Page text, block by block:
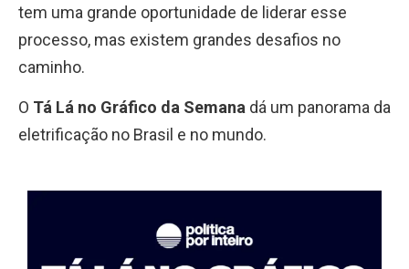
tem uma grande oportunidade de liderar esse
processo, mas existem grandes desafios no
caminho.
O Tá Lá no Gráfico da Semana dá um panorama da
eletrificação no Brasil e no mundo.